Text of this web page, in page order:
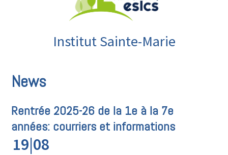
Institut Sainte-Marie
News
Rentrée 2025-26 de la 1e à la 7e
années: courriers et informations
19|08